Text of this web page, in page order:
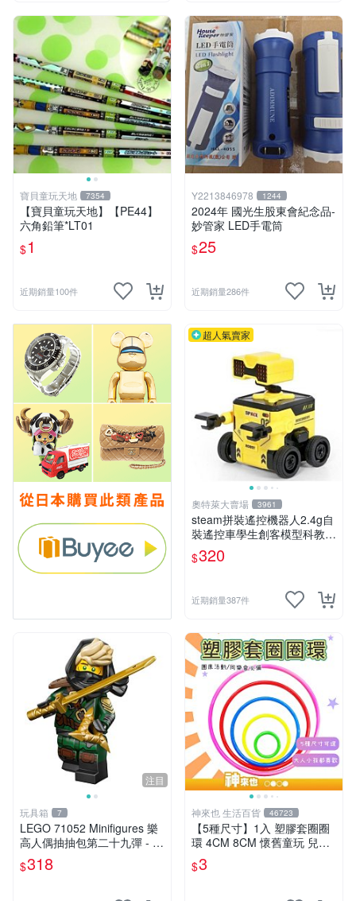
寶貝童玩天地 7354
【寶貝童玩天地】【PE44】
六角鉛筆*LT01
$1
近期銷量100件
Y2213846978 1244
2024年 國光生股東會紀念品-
妙管家 LED手電筒
$25
近期銷量286件
超人氣賣家
奧特萊大賣場 3961
steam拼裝遙控機器人2.4g自
裝遙控車學生創客模型科教玩
具 推薦推薦締造W
$320
近期銷量387件
注目
玩具箱 7
LEGO 71052 Minifigures 樂
高人偶抽抽包第二十九彈 - 神
秘浪人（Mysterious Ronin）
$318
神來也 生活百貨 46723
【5種尺寸】1入 塑膠套圈圈
環 4CM 8CM 懷舊童玩 兒童
玩具 夜市套圈圈 塑膠套環 遊
戲道具 套環
$3